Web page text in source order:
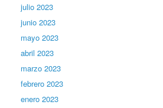
julio 2023
junio 2023
mayo 2023
abril 2023
marzo 2023
febrero 2023
enero 2023